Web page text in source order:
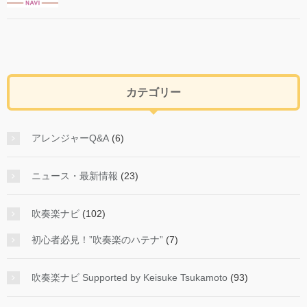
カテゴリー
アレンジャーQ&A (6)
ニュース・最新情報 (23)
吹奏楽ナビ (102)
初心者必見！”吹奏楽のハテナ” (7)
吹奏楽ナビ Supported by Keisuke Tsukamoto (93)